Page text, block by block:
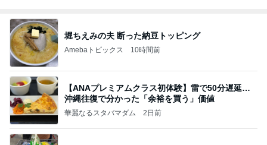
堀ちえみの夫 断った納豆トッピング
Amebaトピックス 10時間前
【ANAプレミアムクラス初体験】雷で50分遅延…
沖縄往復で分かった「余裕を買う」価値
華麗なるスタバマダム 2日前